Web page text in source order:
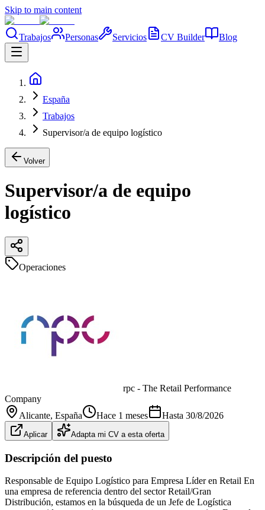
Skip to main content
Trabajos Personas Servicios CV Builder Blog
España
Trabajos
Supervisor/a de equipo logístico
Volver
Supervisor/a de equipo
logístico
Operaciones
rpc - The Retail Performance
Company
Alicante, España Hace 1 meses Hasta 30/8/2026
Aplicar Adapta mi CV a esta oferta
Descripción del puesto
Responsable de Equipo Logístico para Empresa Líder en Retail En
una empresa de referencia dentro del sector Retail/Gran
Distribución, estamos en la búsqueda de un Jefe de Logística